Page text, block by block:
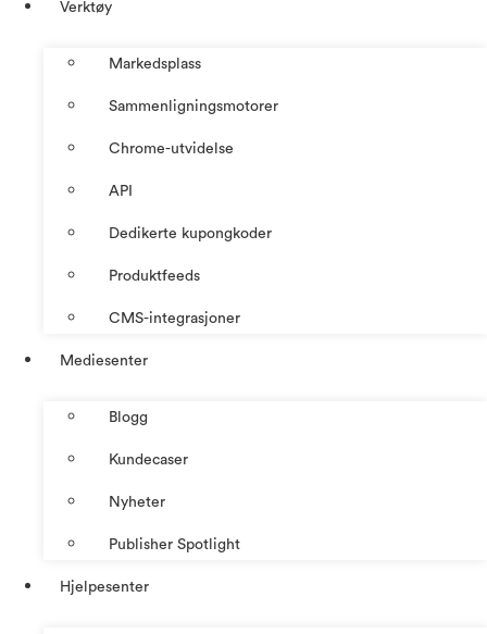
Verktøy
Markedsplass
Sammenligningsmotorer
Chrome-utvidelse
API
Dedikerte kupongkoder
Produktfeeds
CMS-integrasjoner
Mediesenter
Blogg
Kundecaser
Nyheter
Publisher Spotlight
Hjelpesenter